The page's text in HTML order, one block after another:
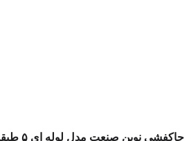
جاکفشی نوین صنعت مدل لوله ای ۵ طبقه